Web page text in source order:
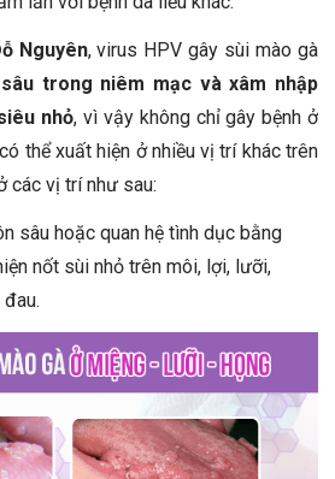
Nguyên, virus HPV gây sùi mào gà
trong niêm mạc và xâm nhập
nhỏ, vì vậy không chỉ gây bệnh ở
thể xuất hiện ở nhiều vị trí khác trên
các vị trí như sau:
sâu hoặc quan hệ tình dục bằng
nốt sùi nhỏ trên môi, lợi, lưỡi,